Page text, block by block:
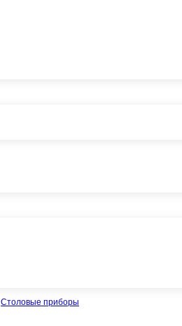
Столовые приборы